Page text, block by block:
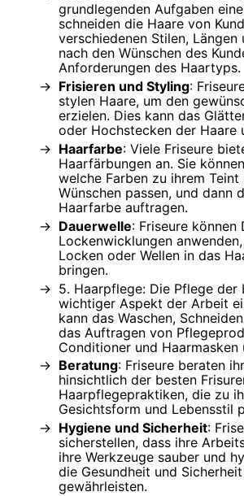
grundlegenden Aufgaben
schneiden die Haare von
verschiedenen Stilen, Längen
nach den Wünschen des
Anforderungen des Haartyps.
Frisieren und Styling:
stylen Haare, um den
erzielen. Dies kann das
oder Hochstecken der Haare
Haarfarbe: Viele Friseure
Haarfärbungen an. Sie
welche Farben zu ihrem Teint
Wünschen passen, und dann
Haarfarbe auftragen.
Dauerwelle: Friseure können
Lockenwicklungen
Locken oder Wellen in das
bringen.
5. Haarpflege: Die Pflege der
wichtiger Aspekt der Arbeit
kann das Waschen,
das Auftragen von
Conditioner und Haarmasken
Beratung: Friseure beraten
hinsichtlich der besten
Haarpflegepraktiken, die zu
Gesichtsform und Lebensstil
Hygiene und Sicherheit:
sicherstellen, dass ihre
ihre Werkzeuge sauber und
die Gesundheit und
gewährleisten.